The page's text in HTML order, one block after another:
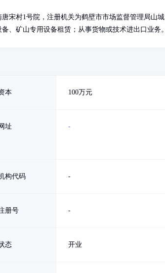
宋村1号院，注册机关为鹤壁市市场监督管理局山城
、矿山专用设备租赁；从事货物或技术进出口业务。
本 100万元
址 -
构代码 -
册号 -
态 开业